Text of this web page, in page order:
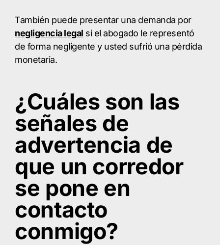
También puede presentar una demanda por
negligencia legal si el abogado le representó
de forma negligente y usted sufrió una pérdida
monetaria.
¿Cuáles son las
señales de
advertencia de
que un corredor
se pone en
contacto
conmigo?